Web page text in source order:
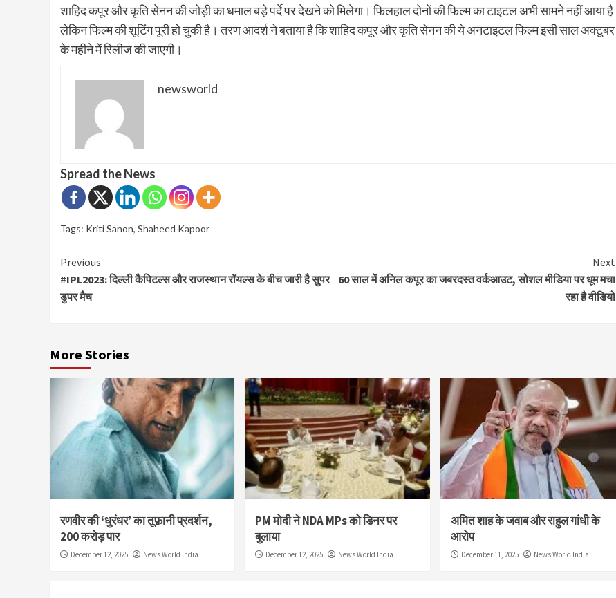
शाहिद कपूर और कृति सेनन की जोड़ी का धमाल बड़े पर्दे पर देखने को मिलेगा। फिलहाल दोनों की फिल्म का टाइटल अभी सामने नहीं आया है
लेकिन फिल्म की शूटिंग पूरी हो चुकी है। तरण आदर्श ने बताया है कि शाहिद कपूर और कृति सेनन की ये अनटाइटल फिल्म इसी साल अक्टूबर
के महीने में रिलीज की जाएगी।
newsworld
Spread the News
Tags: Kriti Sanon, Shaheed Kapoor
Continue
Reading
Previous
#IPL2023: दिल्ली कैपिटल्स और राजस्थान रॉयल्स के बीच जारी है सुपर
डुपर मैच
Next
60 साल में अनिल कपूर का जबरदस्त वर्कआउट, सोशल मीडिया पर धूम मचा
रहा है वीडियो
More Stories
रणवीर की ‘धुरंधर’ का तूफ़ानी प्रदर्शन,
200 करोड़ पार
December 12, 2025 News World India
PM मोदी ने NDA MPs को डिनर पर
बुलाया
December 12, 2025 News World India
अमित शाह के जवाब और राहुल गांधी के
आरोप
December 11, 2025 News World India